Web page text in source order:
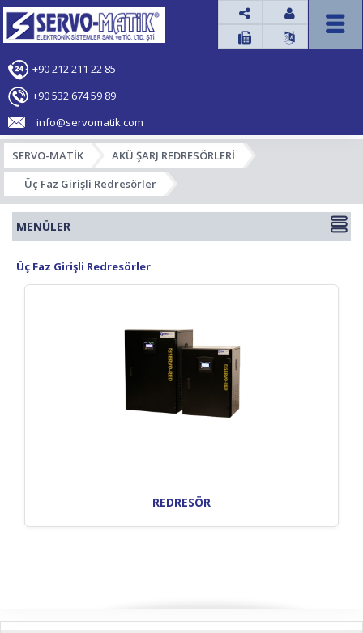




+90 212 211 22 85
+90 532 674 59 89
info@servomatik.com
SERVO-MATİK
AKÜ ŞARJ REDRESÖRLERİ
Üç Faz Girişli Redresörler
MENÜLER
Üç Faz Girişli Redresörler
REDRESÖR